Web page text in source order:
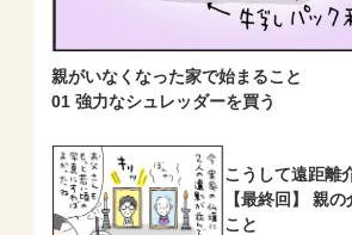
親がいなくなった家で始まること
01 強力なシュレッダーを買う
こうして遠距離
【最終回】 親
こと